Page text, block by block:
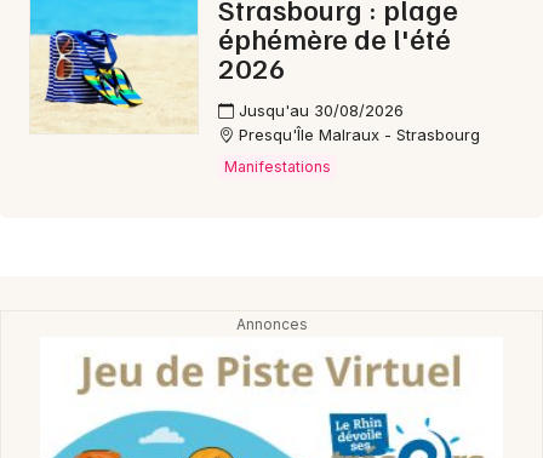
Strasbourg : plage
éphémère de l'été
2026
Jusqu'au 30/08/2026
Presqu'Île Malraux - Strasbourg
Manifestations